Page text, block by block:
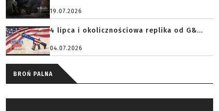
19.07.2026
4 lipca i okolicznościowa replika od G&...
04.07.2026
BROŃ PALNA